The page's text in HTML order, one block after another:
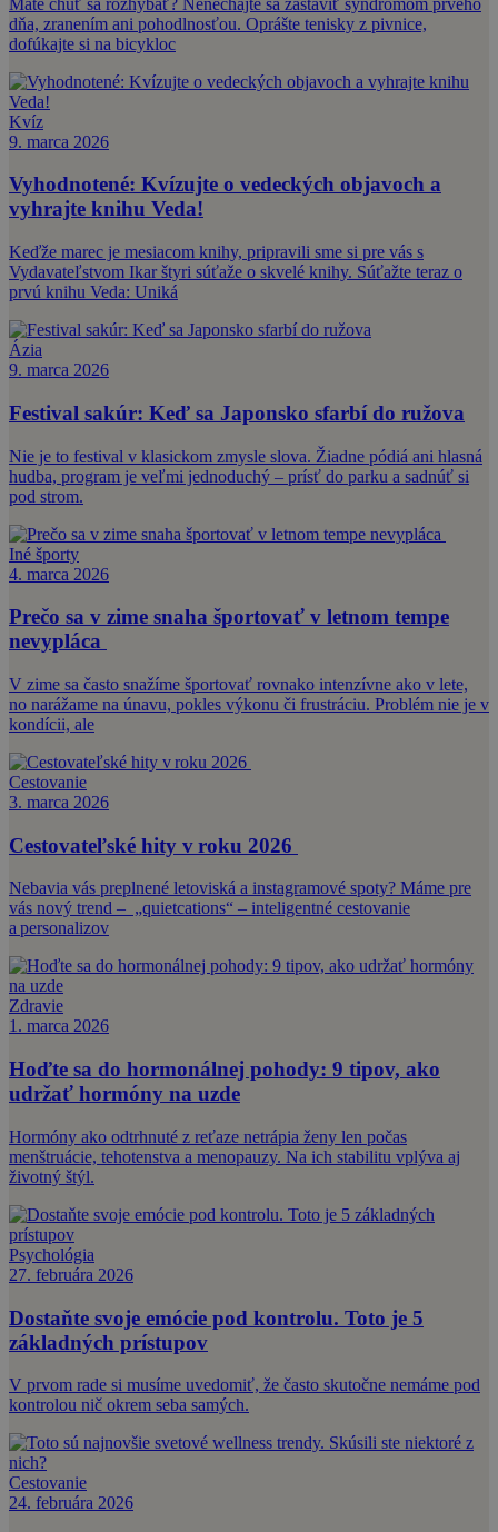
dňa, zranením ani pohodlnosťou. Oprášte tenisky z pivnice,
dofúkajte si na bicykloc
Kvíz
9. marca 2026
Vyhodnotené: Kvízujte o vedeckých objavoch a
vyhrajte knihu Veda!
Keďže marec je mesiacom knihy, pripravili sme si pre vás s
Vydavateľstvom Ikar štyri súťaže o skvelé knihy. Súťažte teraz o
prvú knihu Veda: Uniká
Ázia
9. marca 2026
Festival sakúr: Keď sa Japonsko sfarbí do ružova
Nie je to festival v klasickom zmysle slova. Žiadne pódiá ani hlasná
hudba, program je veľmi jednoduchý – prísť do parku a sadnúť si
pod strom.
Iné športy
4. marca 2026
Prečo sa v zime snaha športovať v letnom tempe
nevypláca
V zime sa často snažíme športovať rovnako intenzívne ako v lete,
no narážame na únavu, pokles výkonu či frustráciu. Problém nie je v
kondícii, ale
Cestovanie
3. marca 2026
Cestovateľské hity v roku 2026
Nebavia vás preplnené letoviská a instagramové spoty? Máme pre
vás nový trend – „quietcations“ – inteligentné cestovanie
a personalizov
Zdravie
1. marca 2026
Hoďte sa do hormonálnej pohody: 9 tipov, ako
udržať hormóny na uzde
Hormóny ako odtrhnuté z reťaze netrápia ženy len počas
menštruácie, tehotenstva a menopauzy. Na ich stabilitu vplýva aj
životný štýl.
Psychológia
27. februára 2026
Dostaňte svoje emócie pod kontrolu. Toto je 5
základných prístupov
V prvom rade si musíme uvedomiť, že často skutočne nemáme pod
kontrolou nič okrem seba samých.
Cestovanie
24. februára 2026